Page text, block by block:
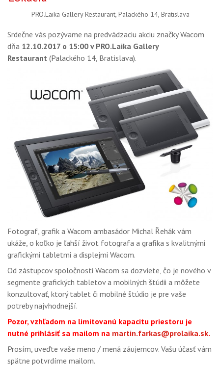
PRO.Laika Gallery Restaurant, Palackého 14, Bratislava
Srdečne vás pozývame na predvádzaciu akciu značky Wacom
dňa 12.10.2017 o 15:00 v PRO.Laika Gallery
Restaurant (Palackého 14, Bratislava).
Fotograf, grafik a Wacom ambasádor Michal Řehák vám
ukáže, o koľko je ľahší život fotografa a grafika s kvalitnými
grafickými tabletmi a displejmi Wacom.
Od zástupcov spoločnosti Wacom sa dozviete, čo je nového v
segmente grafických tabletov a mobilných štúdii a môžete
konzultovať, ktorý tablet či mobilné štúdio je pre vaše
potreby najvhodnejší.
Pozor, vzhľadom na limitovanú kapacitu priestoru je
nutné prihlásiť sa mailom na martin.farkas@prolaika.sk.
Prosím, uveďte vaše meno / mená záujemcov. Vašu účasť vám
spätne potvrdíme mailom.